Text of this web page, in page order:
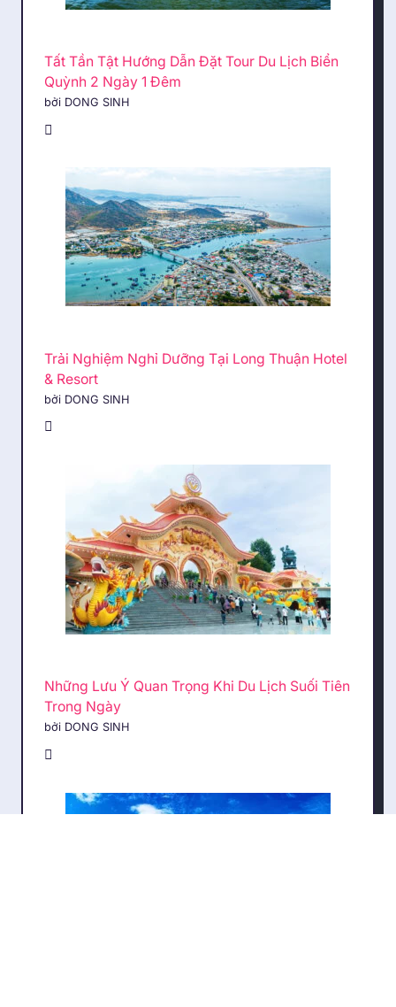
Tất Tần Tật Hướng Dẫn Đặt Tour Du Lịch Biển
Quỳnh 2 Ngày 1 Đêm
bởi DONG SINH
Trải Nghiệm Nghỉ Dưỡng Tại Long Thuận Hotel
& Resort
bởi DONG SINH
Những Lưu Ý Quan Trọng Khi Du Lịch Suối Tiên
Trong Ngày
bởi DONG SINH